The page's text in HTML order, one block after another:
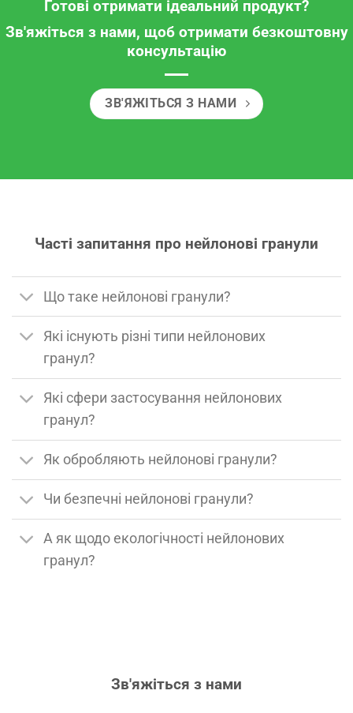
Готові отримати ідеальний продукт?
Зв'яжіться з нами, щоб отримати безкоштовну
консультацію
ЗВ'ЯЖІТЬСЯ З НАМИ
Часті запитання про нейлонові гранули
Що таке нейлонові гранули?
Які існують різні типи нейлонових
гранул?
Які сфери застосування нейлонових
гранул?
Як обробляють нейлонові гранули?
Чи безпечні нейлонові гранули?
А як щодо екологічності нейлонових
гранул?
Зв'яжіться з нами